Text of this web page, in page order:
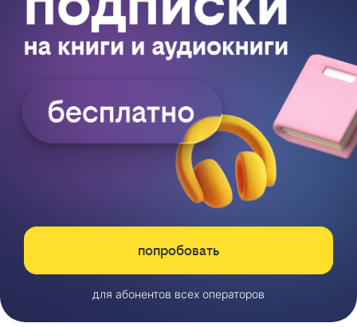
попробовать
для абонентов всех операторов